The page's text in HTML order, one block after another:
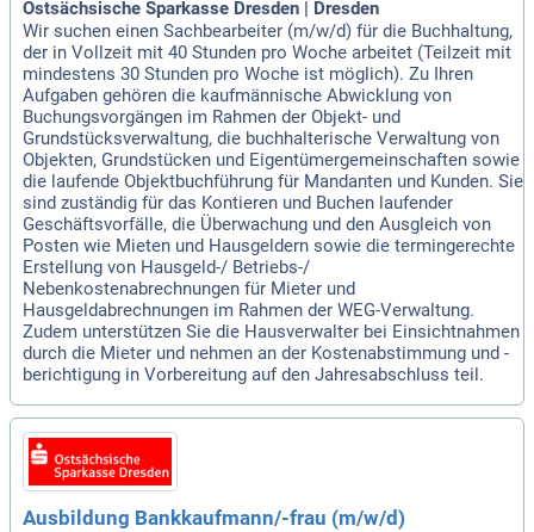
Ostsächsische Sparkasse Dresden | Dresden
Wir suchen einen Sachbearbeiter (m/w/d) für die Buchhaltung,
der in Vollzeit mit 40 Stunden pro Woche arbeitet (Teilzeit mit
mindestens 30 Stunden pro Woche ist möglich). Zu Ihren
Aufgaben gehören die kaufmännische Abwicklung von
Buchungsvorgängen im Rahmen der Objekt- und
Grundstücksverwaltung, die buchhalterische Verwaltung von
Objekten, Grundstücken und Eigentümergemeinschaften sowie
die laufende Objektbuchführung für Mandanten und Kunden. Sie
sind zuständig für das Kontieren und Buchen laufender
Geschäftsvorfälle, die Überwachung und den Ausgleich von
Posten wie Mieten und Hausgeldern sowie die termingerechte
Erstellung von Hausgeld-/ Betriebs-/
Nebenkostenabrechnungen für Mieter und
Hausgeldabrechnungen im Rahmen der WEG-Verwaltung.
Zudem unterstützen Sie die Hausverwalter bei Einsichtnahmen
durch die Mieter und nehmen an der Kostenabstimmung und -
berichtigung in Vorbereitung auf den Jahresabschluss teil.
Ausbildung Bankkaufmann/-frau (m/w/d)